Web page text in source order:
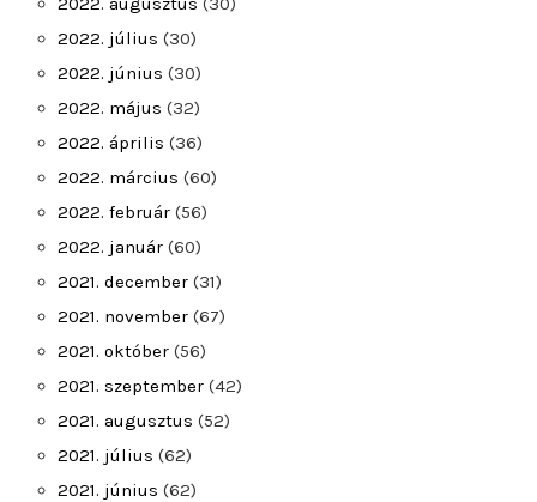
2022. július (30)
2022. június (30)
2022. május (32)
2022. április (36)
2022. március (60)
2022. február (56)
2022. január (60)
2021. december (31)
2021. november (67)
2021. október (56)
2021. szeptember (42)
2021. augusztus (52)
2021. július (62)
2021. június (62)